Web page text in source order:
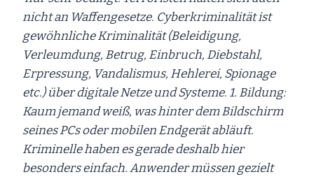
nicht an Waffengesetze. Cyberkriminalität ist
gewöhnliche Kriminalität (Beleidigung,
Verleumdung, Betrug, Einbruch, Diebstahl,
Erpressung, Vandalismus, Hehlerei, Spionage
etc.) über digitale Netze und Systeme. 1. Bildung:
Kaum jemand weiß, was hinter dem Bildschirm
seines PCs oder mobilen Endgerät abläuft.
Kriminelle haben es gerade deshalb hier
besonders einfach. Anwender müssen gezielt